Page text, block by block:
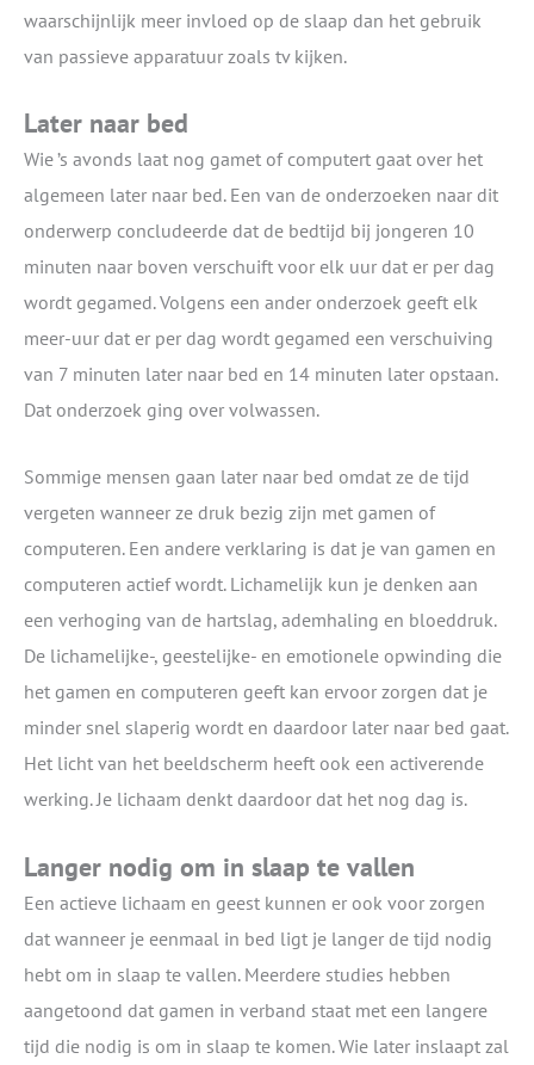
waarschijnlijk meer invloed op de slaap dan het gebruik
van passieve apparatuur zoals tv kijken.
Later naar bed
Wie ’s avonds laat nog gamet of computert gaat over het
algemeen later naar bed. Een van de onderzoeken naar dit
onderwerp concludeerde dat de bedtijd bij jongeren 10
minuten naar boven verschuift voor elk uur dat er per dag
wordt gegamed. Volgens een ander onderzoek geeft elk
meer-uur dat er per dag wordt gegamed een verschuiving
van 7 minuten later naar bed en 14 minuten later opstaan.
Dat onderzoek ging over volwassen.
Sommige mensen gaan later naar bed omdat ze de tijd
vergeten wanneer ze druk bezig zijn met gamen of
computeren. Een andere verklaring is dat je van gamen en
computeren actief wordt. Lichamelijk kun je denken aan
een verhoging van de hartslag, ademhaling en bloeddruk.
De lichamelijke-, geestelijke- en emotionele opwinding die
het gamen en computeren geeft kan ervoor zorgen dat je
minder snel slaperig wordt en daardoor later naar bed gaat.
Het licht van het beeldscherm heeft ook een activerende
werking. Je lichaam denkt daardoor dat het nog dag is.
Langer nodig om in slaap te vallen
Een actieve lichaam en geest kunnen er ook voor zorgen
dat wanneer je eenmaal in bed ligt je langer de tijd nodig
hebt om in slaap te vallen. Meerdere studies hebben
aangetoond dat gamen in verband staat met een langere
tijd die nodig is om in slaap te komen. Wie later inslaapt zal